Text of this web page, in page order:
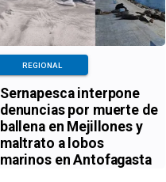
Sernapesca interpone
denuncias por muerte de
ballena en Mejillones y
maltrato a lobos
marinos en Antofagasta
REGIONAL